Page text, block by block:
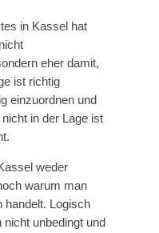
in Kassel hat
eher damit,
ist richtig
einzuordnen und
in der Lage ist
weder
warum man
handelt. Logisch
unbedingt und